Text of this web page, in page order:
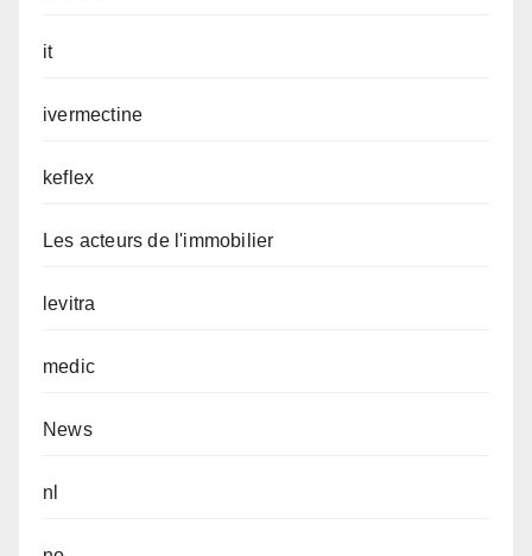
it
ivermectine
keflex
Les acteurs de l'immobilier
levitra
medic
News
nl